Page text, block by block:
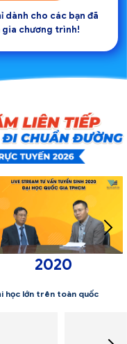
dành cho các bạn đã
gia chương trình!
học lớn trên toàn quốc
2021